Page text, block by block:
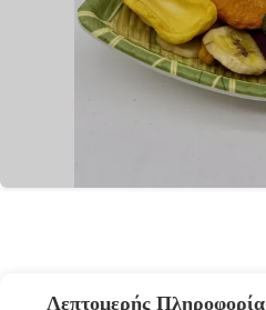
Λεπτομερής Πληροφορία